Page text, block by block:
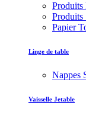
Produits
Produits
Papier
Linge de table
Nappes
Vaisselle Jetable